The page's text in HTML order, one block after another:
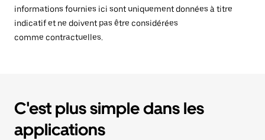
informations fournies ici sont uniquement données à titre
indicatif et ne doivent pas être considérées
comme contractuelles.
C'est plus simple dans les
applications